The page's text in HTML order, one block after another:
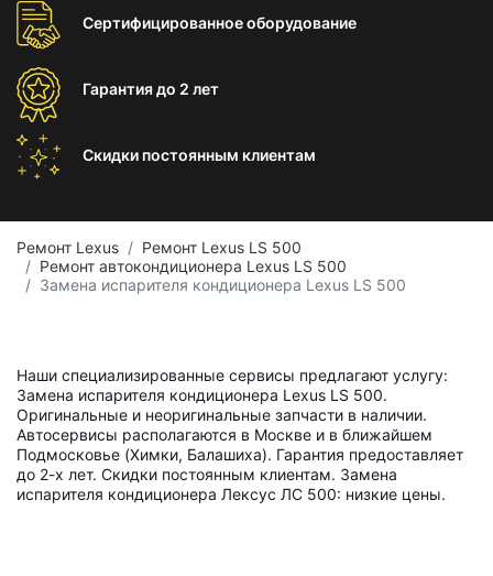
Сертифицированноеоборудование
Гарантиядо 2 лет
Скидки постоянным клиентам
Ремонт Lexus
Ремонт Lexus LS 500
Ремонт автокондиционера Lexus LS 500
Замена испарителя кондиционера Lexus LS 500
Наши специализированные сервисы предлагают услугу:
Замена испарителя кондиционера Lexus LS 500.
Оригинальные и неоригинальные запчасти в наличии.
Автосервисы располагаются в Москве и в ближайшем
Подмосковье (Химки, Балашиха). Гарантия предоставляет
до 2-х лет. Скидки постоянным клиентам. Замена
испарителя кондиционера Лексус ЛС 500: низкие цены.